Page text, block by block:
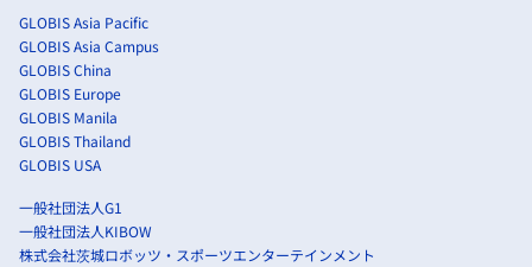
GLOBIS Asia Pacific
GLOBIS Asia Campus
GLOBIS China
GLOBIS Europe
GLOBIS Manila
GLOBIS Thailand
GLOBIS USA
一般社団法人G1
一般社団法人KIBOW
株式会社茨城ロボッツ・スポーツエンターテインメント